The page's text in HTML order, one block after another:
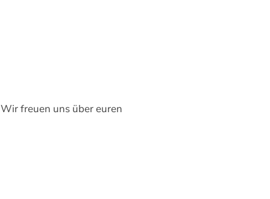
freuen uns über euren